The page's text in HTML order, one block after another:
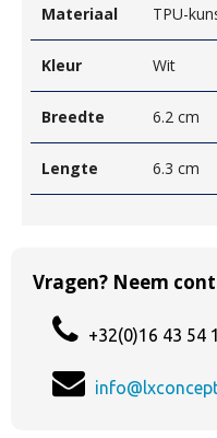
Materiaal TPU-
Kleur Wit
Breedte 6.2 cm
Lengte 6.3 cm
Vragen? Neem
+32(0)16 43 54